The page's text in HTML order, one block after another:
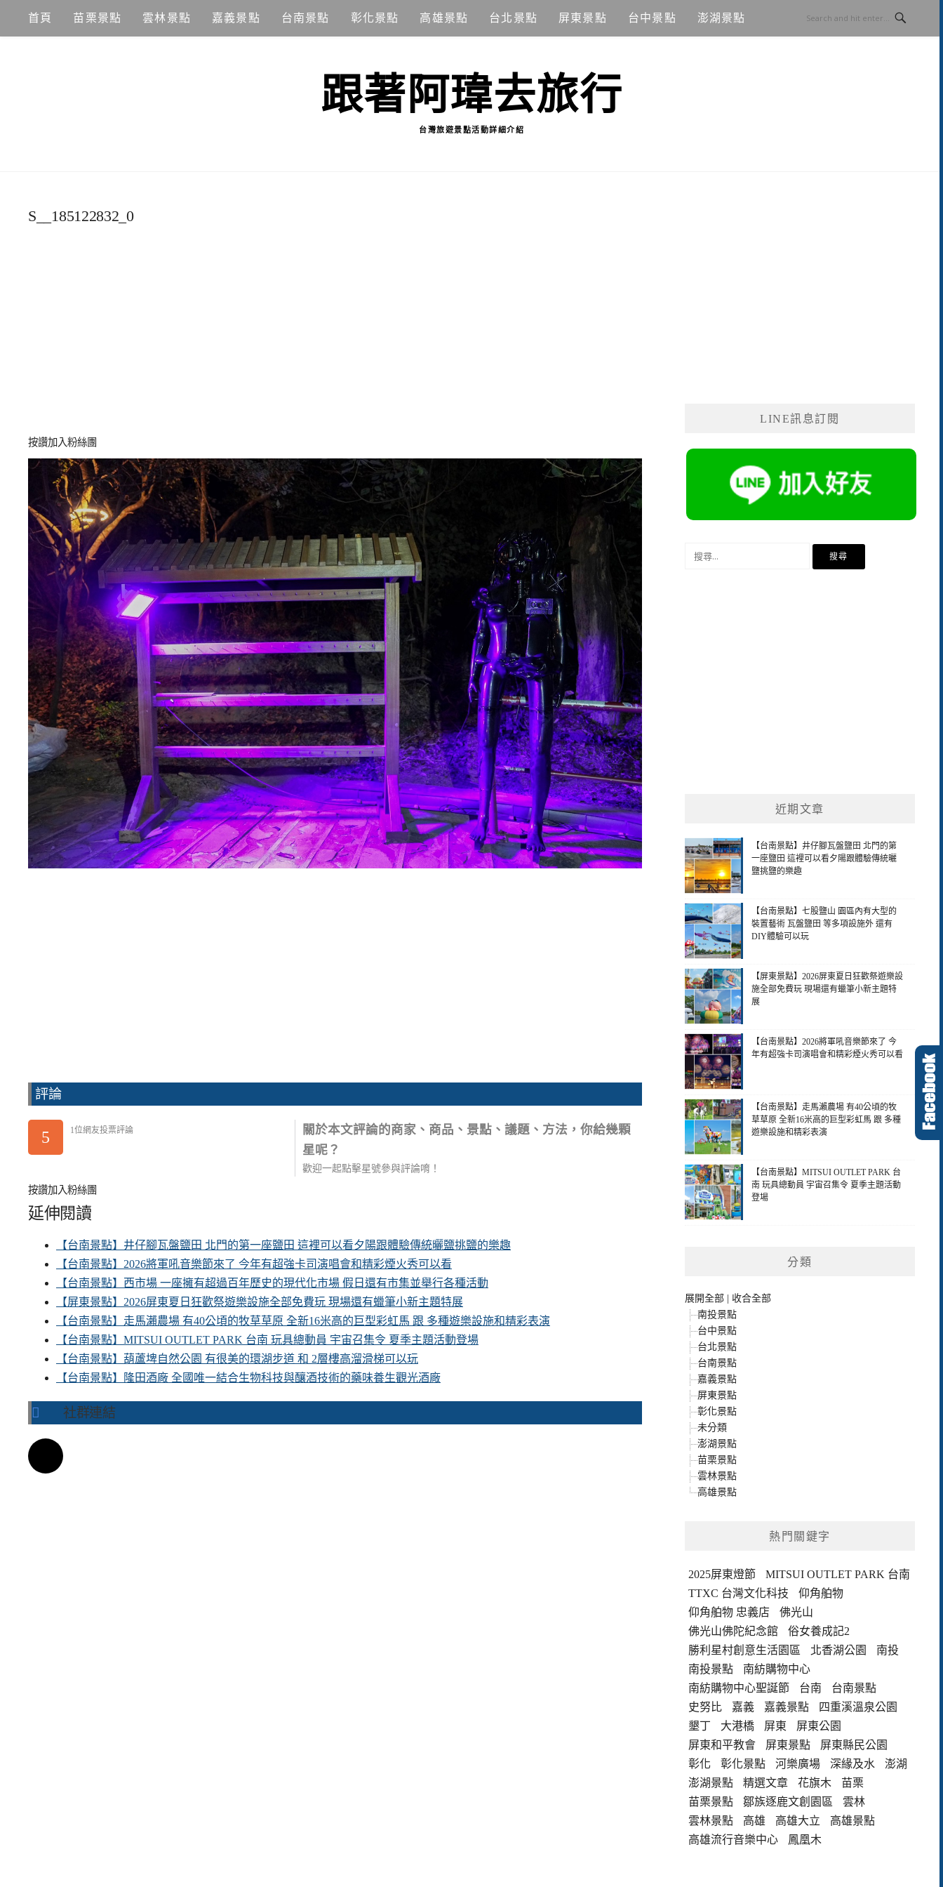
content
首頁 苗栗景點 雲林景點 嘉義景點 台南景點 彰化景點 高雄景點 台北景點 屏東景點 台中景點 澎湖景點
跟著阿瑋去旅行
台灣旅遊景點活動詳細介紹
S__185122832_0
按讚加入粉絲團
評論
5 1位網友投票評論
關於本文評論的商家、商品、景點、議題、方法，你給幾顆
星呢？
歡迎一起點擊星號參與評論唷！
按讚加入粉絲團
延伸閱讀
【台南景點】井仔腳瓦盤鹽田 北門的第一座鹽田 這裡可以看夕陽跟體驗傳統曬鹽挑鹽的樂趣
【台南景點】2026將軍吼音樂節來了 今年有超強卡司演唱會和精彩煙火秀可以看
【台南景點】西市場 一座擁有超過百年歷史的現代化市場 假日還有市集並舉行各種活動
【屏東景點】2026屏東夏日狂歡祭遊樂設施全部免費玩 現場還有蠟筆小新主題特展
【台南景點】走馬瀨農場 有40公頃的牧草草原 全新16米高的巨型彩虹馬 跟 多種遊樂設施和精彩表演
【台南景點】MITSUI OUTLET PARK 台南 玩具總動員 宇宙召集令 夏季主題活動登場
【台南景點】葫蘆埤自然公園 有很美的環湖步道 和 2層樓高溜滑梯可以玩
【台南景點】隆田酒廠 全國唯一結合生物科技與釀酒技術的藥味養生觀光酒廠
社群連結
LINE訊息訂閱
近期文章
【台南景點】井仔腳瓦盤鹽田 北門的第
一座鹽田 這裡可以看夕陽跟體驗傳統曬
鹽挑鹽的樂趣
【台南景點】七股鹽山 園區內有大型的
裝置藝術 瓦盤鹽田 等多項設施外 還有
DIY體驗可以玩
【屏東景點】2026屏東夏日狂歡祭遊樂設
施全部免費玩 現場還有蠟筆小新主題特
展
【台南景點】2026將軍吼音樂節來了 今
年有超強卡司演唱會和精彩煙火秀可以看
【台南景點】走馬瀨農場 有40公頃的牧
草草原 全新16米高的巨型彩虹馬 跟 多種
遊樂設施和精彩表演
【台南景點】MITSUI OUTLET PARK 台
南 玩具總動員 宇宙召集令 夏季主題活動
登場
分類
展開全部
收合全部
南投景點
台中景點
台北景點
台南景點
嘉義景點
屏東景點
彰化景點
未分類
澎湖景點
苗栗景點
雲林景點
高雄景點
熱門關鍵字
2025屏東燈節
MITSUI OUTLET PARK 台南
TTXC 台灣文化科技
仰角舶物
仰角舶物 忠義店
佛光山
佛光山佛陀紀念館
俗女養成記2
勝利星村創意生活園區
北香湖公園
南投
南投景點
南紡購物中心
南紡購物中心聖誕節
台南
台南景點
史努比
嘉義 嘉義景點
四重溪溫泉公園
墾丁
大港橋 屏東
屏東公園
屏東和平教會
屏東景點
屏東縣民公園
彰化
彰化景點 河樂廣場 深緣及水
澎湖
澎湖景點
精選文章 花旗木
苗栗
苗栗景點
鄒族逐鹿文創園區
雲林
雲林景點
高雄 高雄大立
高雄景點
高雄流行音樂中心
鳳凰木